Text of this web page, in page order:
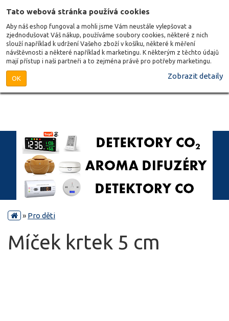
Tato webová stránka používá cookies
Aby náš eshop fungoval a mohli jsme Vám neustále vylepšovat a
zjednodušovat Váš nákup, používáme soubory cookies, některé z nich
slouží například k udržení Vašeho zboží v košíku, některé k měření
návštěvnosti a některé například k marketingu. K některým z těchto údajů
mají přístup i naši partneři a to zejména právě pro potřeby marketingu.
OK Zobrazit detaily
» Pro děti
Míček krtek 5 cm